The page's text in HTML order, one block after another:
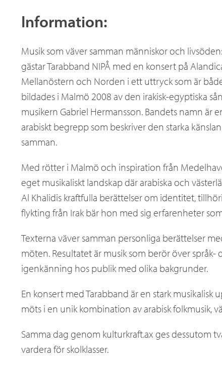
a
x
Information:
Musik som väver samman människor och
gästar Tarabband NIPÅ med en konsert på
Mellanöstern och Norden i ett uttryck som är
bildades i Malmö 2008 av den irakisk-egyptiska
musikern Gabriel Hermansson. Bandets namn är
arabiskt begrepp som beskriver den starka
samman.
Med rötter i Malmö och inspiration från
eget musikaliskt landskap där arabiska och
Al Khalidis kraftfulla berättelser om identitet,
flykting från Irak bär hon med sig erfarenheter
Texterna väver samman personliga berättelser
möten. Resultatet är musik som berör över
igenkänning hos publik med olika bakgrunder.
En konsert med Tarabband är en stark
möts i en unik kombination av arabisk folkmusik,
Samma dag genom kulturkraft.ax ges dessutom
vardera för skolklasser.